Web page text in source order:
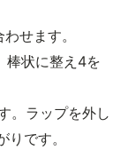
せます。
棒状に整え4を
。ラップを外し
です。